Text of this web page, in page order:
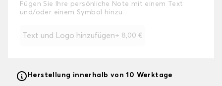
Fügen Sie Ihre persönliche Note mit einem Text
und/oder einem Symbol hinzu
Text und Logo hinzufügen+ 8,00 €
Herstellung innerhalb von 10 Werktage